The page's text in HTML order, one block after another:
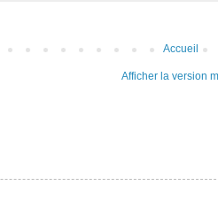
Accueil
Afficher la version